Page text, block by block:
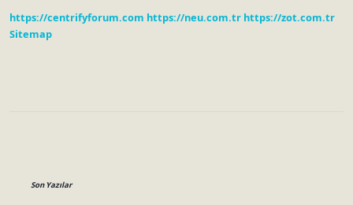
https://centrifyforum.com https://neu.com.tr https://zot.com.tr
Sitemap
Son Yazılar